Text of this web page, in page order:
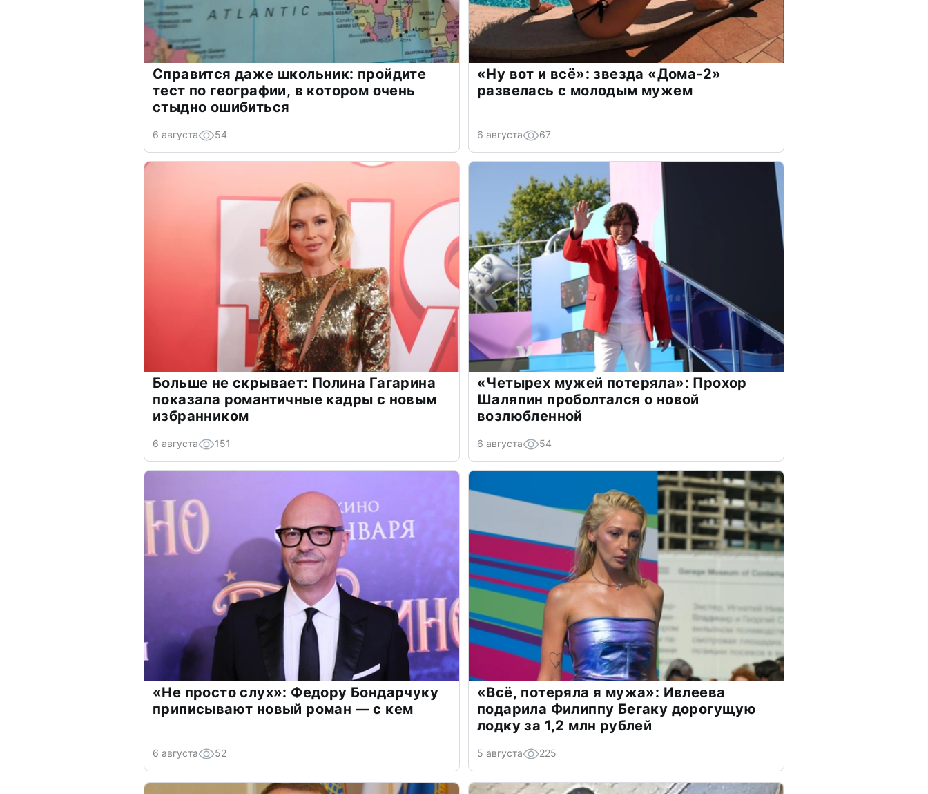
Справится даже школьник: пройдите
тест по географии, в котором очень
стыдно ошибиться
6 августа 54
«Ну вот и всё»: звезда «Дома-2»
развелась с молодым мужем
6 августа 67
Больше не скрывает: Полина Гагарина
показала романтичные кадры с новым
избранником
6 августа 151
«Четырех мужей потеряла»: Прохор
Шаляпин проболтался о новой
возлюбленной
6 августа 54
«Не просто слух»: Федору Бондарчуку
приписывают новый роман — с кем
6 августа 52
«Всё, потеряла я мужа»: Ивлеева
подарила Филиппу Бегаку дорогущую
лодку за 1,2 млн рублей
5 августа 225